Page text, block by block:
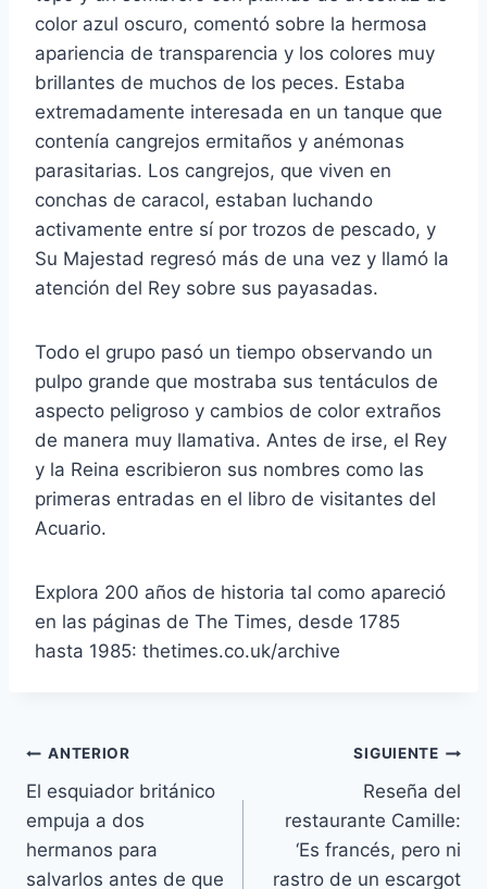
color azul oscuro, comentó sobre la hermosa
apariencia de transparencia y los colores muy
brillantes de muchos de los peces. Estaba
extremadamente interesada en un tanque que
contenía cangrejos ermitaños y anémonas
parasitarias. Los cangrejos, que viven en
conchas de caracol, estaban luchando
activamente entre sí por trozos de pescado, y
Su Majestad regresó más de una vez y llamó la
atención del Rey sobre sus payasadas.
Todo el grupo pasó un tiempo observando un
pulpo grande que mostraba sus tentáculos de
aspecto peligroso y cambios de color extraños
de manera muy llamativa. Antes de irse, el Rey
y la Reina escribieron sus nombres como las
primeras entradas en el libro de visitantes del
Acuario.
Explora 200 años de historia tal como apareció
en las páginas de The Times, desde 1785
hasta 1985: thetimes.co.uk/archive
Navegación
de
entradas
ANTERIOR
El esquiador británico
empuja a dos
hermanos para
salvarlos antes de que
SIGUIENTE
Reseña del
restaurante Camille:
‘Es francés, pero ni
rastro de un escargot